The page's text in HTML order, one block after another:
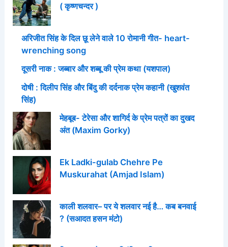
( कृष्णचन्दर )
अरिजीत सिंह के दिल छू लेने वाले 10 रोमानी गीत- heart-
wrenching song
दूसरी नाक : जब्बार और शब्बू की प्रेम कथा (यशपाल)
दोषी : दिलीप सिंह और बिंदु की दर्दनाक प्रेम कहानी (खुशवंत
सिंह)
मेहबूब- टेरेसा और शागिर्द के प्रेम पत्रों का दुखद
अंत (Maxim Gorky)
Ek Ladki-gulab Chehre Pe
Muskurahat (Amjad Islam)
काली शलवार– पर ये शलवार नई है… कब बनवाई
? (सआदत हसन मंटो)